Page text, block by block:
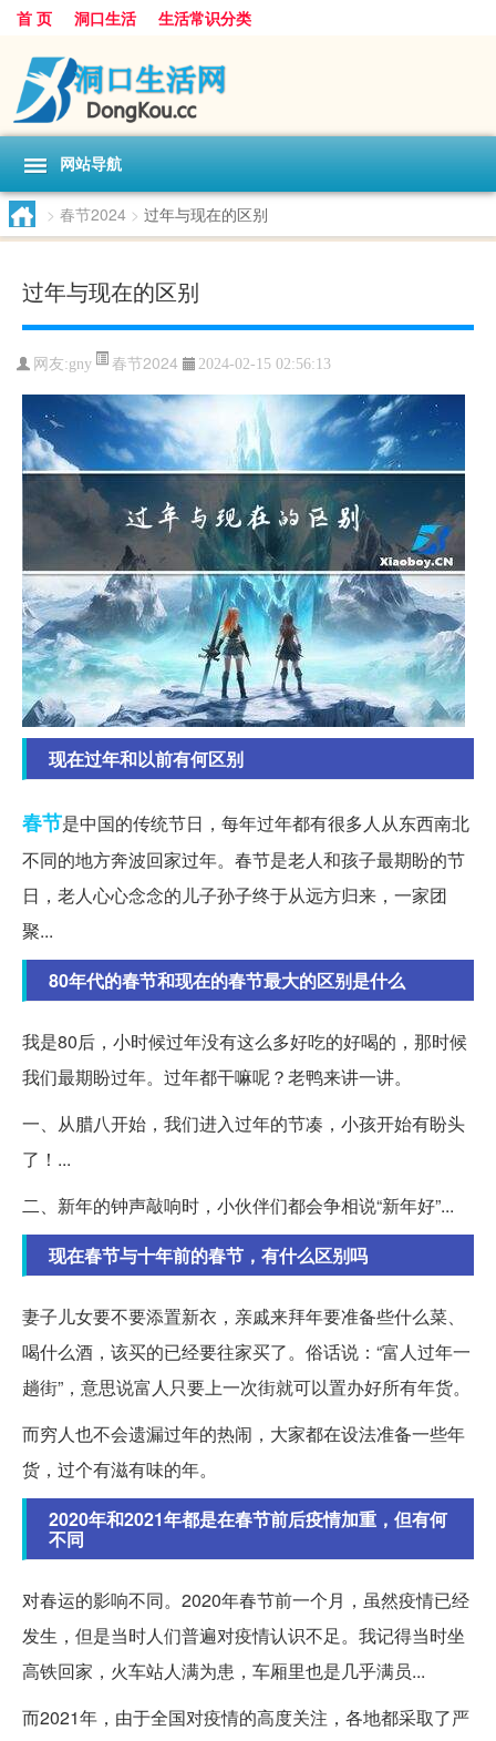
首 页 洞口生活 生活常识分类
网站导航
> 春节2024 > 过年与现在的区别
过年与现在的区别
网友:gny 春节2024 2024-02-15 02:56:13
现在过年和以前有何区别
春节是中国的传统节日，每年过年都有很多人从东西南北
不同的地方奔波回家过年。春节是老人和孩子最期盼的节
日，老人心心念念的儿子孙子终于从远方归来，一家团
聚...
80年代的春节和现在的春节最大的区别是什么
我是80后，小时候过年没有这么多好吃的好喝的，那时候
我们最期盼过年。过年都干嘛呢？老鸭来讲一讲。
一、从腊八开始，我们进入过年的节凑，小孩开始有盼头
了！...
二、新年的钟声敲响时，小伙伴们都会争相说“新年好”...
现在春节与十年前的春节，有什么区别吗
妻子儿女要不要添置新衣，亲戚来拜年要准备些什么菜、
喝什么酒，该买的已经要往家买了。俗话说：“富人过年一
趟街”，意思说富人只要上一次街就可以置办好所有年货。
而穷人也不会遗漏过年的热闹，大家都在设法准备一些年
货，过个有滋有味的年。
2020年和2021年都是在春节前后疫情加重，但有何
不同
对春运的影响不同。2020年春节前一个月，虽然疫情已经
发生，但是当时人们普遍对疫情认识不足。我记得当时坐
高铁回家，火车站人满为患，车厢里也是几乎满员...
而2021年，由于全国对疫情的高度关注，各地都采取了严